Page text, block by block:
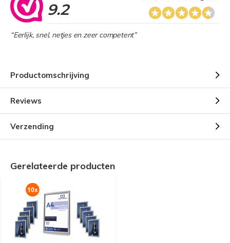
9.2
“Eerlijk, snel, netjes en zeer competent”
Productomschrijving
Reviews
Verzending
Gerelateerde producten